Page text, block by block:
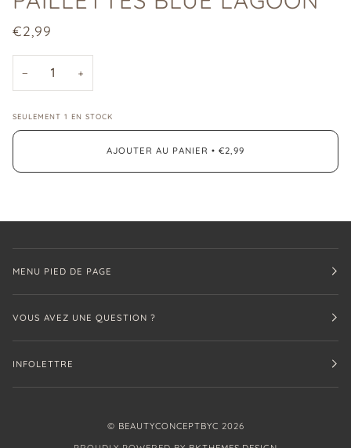
€2,99
− +
SEULEMENT 1 EN STOCK
AJOUTER AU PANIER • €2,99
MENU PIED DE PAGE
VOUS AVEZ UNE QUESTION ?
INFOLETTRE
© BEAUTYCONCEPTBYC 2026